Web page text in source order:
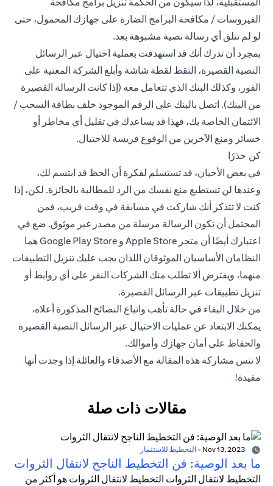
الفيروسات / مكافحة البرامج الضارة على جهازك المحمول، حتى
لو لم تتلق أي رسالة نصية مشبوهة بعد.
بمجرد أن تدرك أنك قد استهدفت بعملية احتيال عبر الرسائل
النصية القصيرة، التقط لقطة شاشة وأبلغ الشركة المعنية على
الفور، وكذلك البنك الذي تتعامل معه (إذا كانت الرسالة القصيرة
من البنك). اتصل بالبنك على الرقم الموجود خلف بطاقة السحب /
الائتمان الخاصة بك، فهذا قد يساعدك في تقليل أي مخاطر أو
خسائر ومنع الآخرين من الوقوع فريسة للاحتيال.
كن حذرًا
في بعض الأحيان، قد تستسلم لفكرة أن الحظ قد ابتسم لك،
وعندها لن تستطيع منع نفسك من الرد للمطالبة بالجائزة. لكن، إذا
كنت لا تتذكر أنك شاركت في مسابقة في وقت قريب، فمن
المحتمل أن تكون الرسالة مرسلة من مصدر غير موثوق. ضع في
اعتبارك أيضًا أن متجر Apple Store و Google Play Store هما
النظامان الأساسيان الموثوقان اللذان يجب عليك تنزيل التطبيقات
منهما، ويفترض ألا تطلب منك الشركات النقر على أي روابط أو
تنزيل تطبيقات عبر الرسائل القصيرة.
من خلال البقاء في حالة تأهب واتباع النصائح المذكورة أعلاه،
يمكنك الابتعاد عن عمليات الاحتيال عبر الرسائل النصية القصيرة
والحفاظ على أمان جهازك وأموالك.
لا تنس مشاركة هذه المقالة مع الأصدقاء والعائلة إذا وجدت أنها
مفيدة!
مقالات ذات صلة
- التخطيط للاستثمار
ما بعد الوصية: فن التخطيط الناجح لانتقال الثروات
التخطيط لانتقال الثروات التخطيط لانتقال الثروات هو أكثر من